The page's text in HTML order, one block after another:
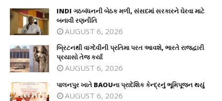
INDI ગઠબંધનની બેઠક મળી, સંસદમાં સરકારને ઘેરવા માટે
બનાવી રણનીતિ
AUGUST 6, 2026
બ્રિટનથી વાગ્દેવીની પ્રતિમા પરત આવશે, ભારતે રાજદ્વારી
પ્રયાસો તેજ કર્યા
AUGUST 6, 2026
પાલનપુર ખાતે BAOUના પ્રાદેશિક કેન્દ્રનું ભૂમિપૂજન થયું
AUGUST 6, 2026